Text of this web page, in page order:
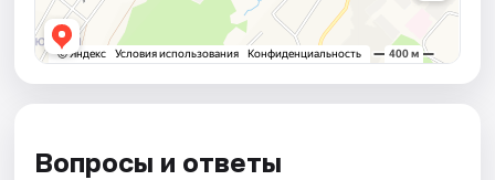
Вопросы и ответы